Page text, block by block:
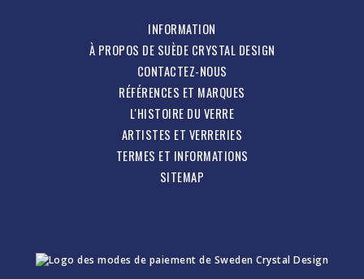
INFORMATION
À PROPOS DE SUÈDE CRYSTAL DESIGN
CONTACTEZ-NOUS
RÉFÉRENCES ET MARQUES
L'HISTOIRE DU VERRE
ARTISTES ET VERRERIES
TERMES ET INFORMATIONS
SITEMAP